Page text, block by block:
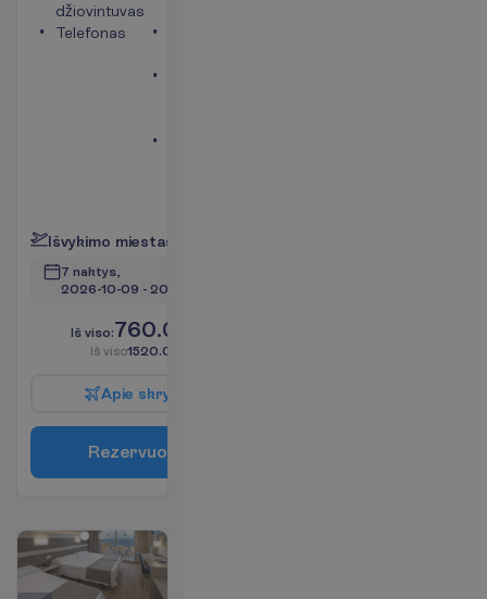
džiovintuvas
Telefonas
Išvykimo miestas
7 naktys,
2026-10-09 - 2026-10-16
Iš viso:760.00
Iš viso1520.00
Apie skry
Rezervuo